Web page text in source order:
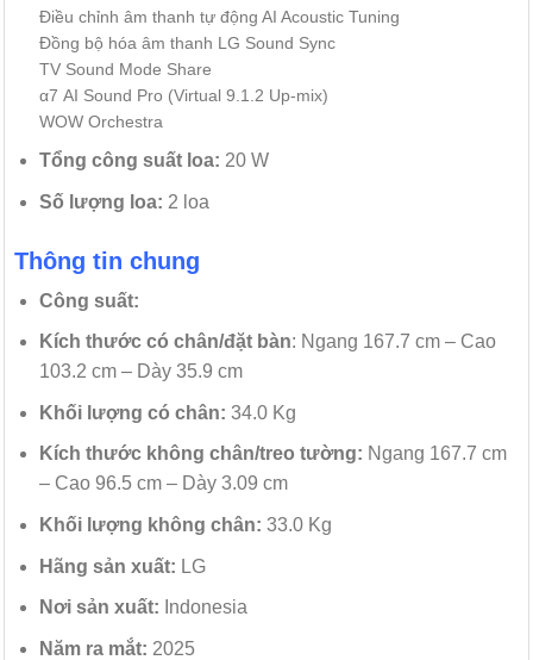
Điều chỉnh âm thanh tự động AI Acoustic Tuning
Đồng bộ hóa âm thanh LG Sound Sync
TV Sound Mode Share
α7 AI Sound Pro (Virtual 9.1.2 Up-mix)
WOW Orchestra
Tổng công suất loa: 20 W
Số lượng loa: 2 loa
Thông tin chung
Công suất:
Kích thước có chân/đặt bàn: Ngang 167.7 cm – Cao
103.2 cm – Dày 35.9 cm
Khối lượng có chân: 34.0 Kg
Kích thước không chân/treo tường: Ngang 167.7 cm
– Cao 96.5 cm – Dày 3.09 cm
Khối lượng không chân: 33.0 Kg
Hãng sản xuất: LG
Nơi sản xuất: Indonesia
Năm ra mắt: 2025